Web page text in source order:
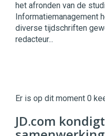
het afronden van de
Informatiemanagement
diverse tijdschriften
redacteur...
Commerce https://
9654
Er is op dit moment 0
JD.com